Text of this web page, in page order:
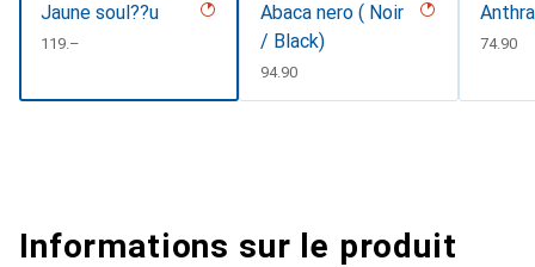
Jaune soul??u
CHF
119.–
Abaca nero ( Noir
/ Black)
CHF
94.90
CHF
74.90
Informations sur le produit